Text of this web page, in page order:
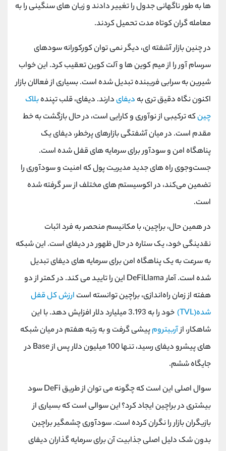
ها به طور ناگهانی جدول را تغییر دادند و زیان های سنگینی را به
معامله گران کوتاه مدت تحمیل کردند.
در چنین بازار آشفته ای، دیگر نمی توان کورکورانه سودهای
سرسام آور را از میم کوین ها و آلت کوین تعقیب کرد. این خواب
شیرین به سرابی فریبنده تبدیل شده است. بسیاری از فعالان بازار
اکنون نگاه دقیق تری به دیفایدارند. دیفای، قلب تپندهبلاک
چینکه ترکیبی از نوآوری و کارایی است، در حال بازگشت به خط
مقدم است. در میان آشفتگی بازارهای پرخطر، دیفای یک
پناهگاه امن و سودآور برای سرمایه های قفل شده است.
جست‌وجوی راه‌ های جدید مدیریت پول که امنیت و سودآوری را
تضمین می‌کند، در اکوسیستم‌ های مختلف از سر گرفته شده
است.
در همین حال، براچین، با مکانیسم منحصر به فرد اثبات
نقدینگی خود، یک ستاره در حال ظهور در دیفای است. این شبکه
به سرعت به یک پناهگاه امن برای سرمایه های دیفای تبدیل
شده است. آمار DeFiLlama این را تایید می کند. در کمتر از دو
هفته از زمان راه‌اندازی، براچین توانسته است ارزش کل قفل
شده(TVL)
خود را به 3.193 میلیارد دلار افزایش دهد. با این
شاهکار، ازآربیترومپیشی گرفت و به رتبه هفتم در میان شبکه
های پیشرو دیفای رسید، تنها 100 میلیون دلار پس از Base در
جایگاه ششم.
سوال اصلی این است که چگونه می توان از طریق DeFi سود
بیشتری در براچین ایجاد کرد؟ این سوالی است که بسیاری از
بازیگران بازار را نگران کرده است. سودآوری چشمگیر براچین
بدون شک دلیل اصلی جذابیت آن برای سرمایه گذاران دیفای